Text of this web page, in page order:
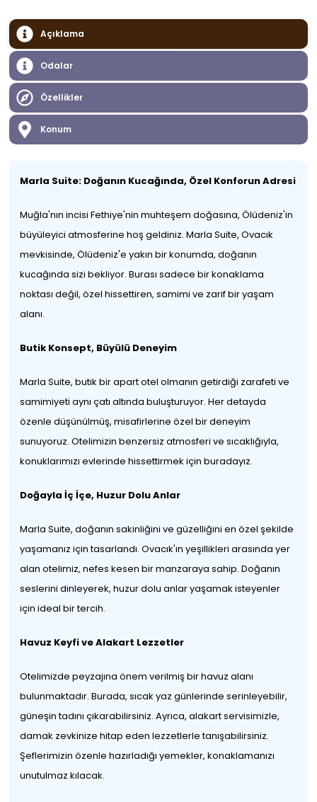
Açıklama
Odalar
Özellikler
Konum
Marla Suite: Doğanın Kucağında, Özel Konforun Adresi
Muğla'nın incisi Fethiye'nin muhteşem doğasına, Ölüdeniz'in
büyüleyici atmosferine hoş geldiniz. Marla Suite, Ovacık
mevkisinde, Ölüdeniz'e yakın bir konumda, doğanın
kucağında sizi bekliyor. Burası sadece bir konaklama
noktası değil, özel hissettiren, samimi ve zarif bir yaşam
alanı.
Butik Konsept, Büyülü Deneyim
Marla Suite, butik bir apart otel olmanın getirdiği zarafeti ve
samimiyeti aynı çatı altında buluşturuyor. Her detayda
özenle düşünülmüş, misafirlerine özel bir deneyim
sunuyoruz. Otelimizin benzersiz atmosferi ve sıcaklığıyla,
konuklarımızı evlerinde hissettirmek için buradayız.
Doğayla İç İçe, Huzur Dolu Anlar
Marla Suite, doğanın sakinliğini ve güzelliğini en özel şekilde
yaşamanız için tasarlandı. Ovacık'ın yeşillikleri arasında yer
alan otelimiz, nefes kesen bir manzaraya sahip. Doğanın
seslerini dinleyerek, huzur dolu anlar yaşamak isteyenler
için ideal bir tercih.
Havuz Keyfi ve Alakart Lezzetler
Otelimizde peyzajına önem verilmiş bir havuz alanı
bulunmaktadır. Burada, sıcak yaz günlerinde serinleyebilir,
güneşin tadını çıkarabilirsiniz. Ayrıca, alakart servisimizle,
damak zevkinize hitap eden lezzetlerle tanışabilirsiniz.
Şeflerimizin özenle hazırladığı yemekler, konaklamanızı
unutulmaz kılacak.